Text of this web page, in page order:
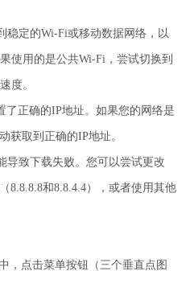
稳定的Wi-Fi或移动数据网络，以
使用的是公共Wi-Fi，尝试切换到
度。
了正确的IP地址。如果您的网络是
获取到正确的IP地址。
导致下载失败。您可以尝试更改
8.8.8.8和8.8.4.4），或者使用其他
，点击菜单按钮（三个垂直点图